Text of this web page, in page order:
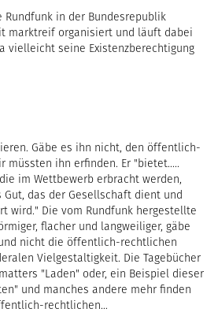
in der Bundesrepublik
marktreif organisiert und läuft dabei
vielleicht seine Existenzberechtigung
Gäbe es ihn nicht, den öffentlich-
müssten ihn erfinden. Er "bietet.....
im Wettbewerb erbracht werden,
das der Gesellschaft dient und
wird." Die vom Rundfunk hergestellte
flacher und langweiliger, gäbe
nicht die öffentlich-rechtlichen
Vielgestaltigkeit. Die Tagebücher
"Laden" oder, ein Beispiel dieser
und manches andere mehr finden
rechtlichen…